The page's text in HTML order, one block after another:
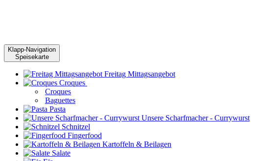
Klapp-Navigation
Speisekarte
Freitag Mittagsangebot
Croques
Croques
Baguettes
Pasta
Unsere Scharfmacher - Currywurst
Schnitzel
Fingerfood
Kartoffeln & Beilagen
Salate